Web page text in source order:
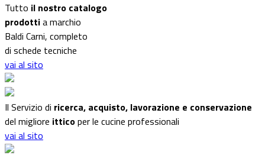
Tutto il nostro catalogo
prodottia marchio
Baldi Carni, completo
di schede tecniche
vai al sito
Il Servizio di ricerca, acquisto, lavorazione e conservazione
del migliore itticoper le cucine professionali
vai al sito